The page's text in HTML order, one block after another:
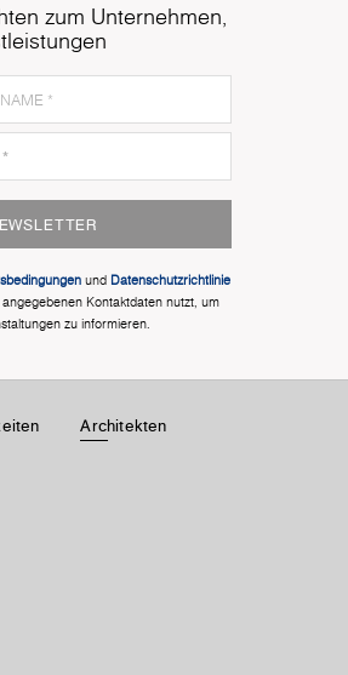
zum Unternehmen,
und Datenschutzrichtlinie
Kontaktdaten nutzt, um
zu informieren.
Architekten